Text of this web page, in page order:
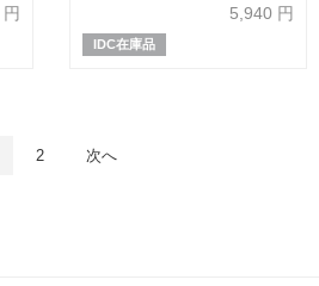
円 5,940 円
IDC在庫品
2 次へ